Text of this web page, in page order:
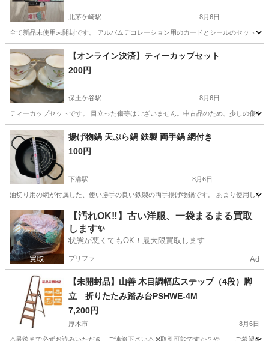
北茅ケ崎駅 8月6日
全て新品未使用未開封です。 アルバムデコレーション用のカードとシールのセットで
神奈川 茅ヶ崎市 北茅ケ崎駅 生活雑貨
【オンライン決済】ティーカップセット
200円
保土ケ谷駅 8月6日
ティーカップセットです。 目立った傷等はございません。中古品のため、少しの傷
神奈川 横浜市 保土ケ谷駅 食器 ティーカップ
揚げ物鍋 天ぷら鍋 鉄製 両手鍋 網付き
100円
下溝駅 8月6日
油切り用の網が付属した、使い勝手の良い鉄製の両手揚げ物鍋です。 あまり使用し
神奈川 愛甲郡 下溝駅 調理器具
【汚れOK‼️】古い洋服、一袋まるまる買取
します✨
状態が悪くてもOK！最大限買取します
プリフラ Ad
【未開封品】山善 木目調幅広ステップ（4段）脚
立 折りたたみ踏み台PSHWE-4M
7,200円
厚木市 8月6日
⚠️最後まで必ずお読みいただき、ご連絡下さい⚠️ ❌取引可能ですか？や、 ご希望の日